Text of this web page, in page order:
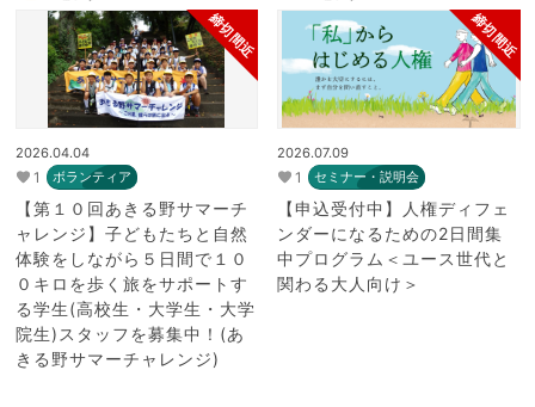
締切間近
2026.04.04
1 ボランティア
【第１０回あきる野サマーチ
ャレンジ】子どもたちと自然
体験をしながら５日間で１０
０キロを歩く旅をサポートす
る学生(高校生・大学生・大学
院生)スタッフを募集中！(あ
きる野サマーチャレンジ)
締切間近
2026.07.09
1 セミナー・説明会
【申込受付中】人権ディフェ
ンダーになるための2日間集
中プログラム＜ユース世代と
関わる大人向け＞